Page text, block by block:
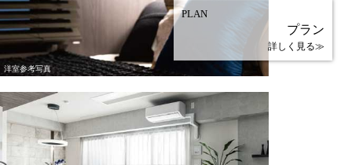
PLAN
プラン
詳しく見る≫
洋室参考写真